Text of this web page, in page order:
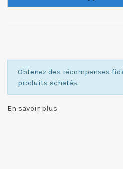
Obtenez des récompenses
produits achetés.
En savoir plus